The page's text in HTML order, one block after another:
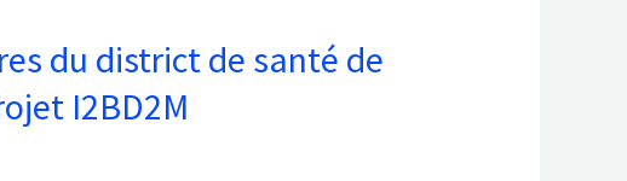
du district de santé de
I2BD2M